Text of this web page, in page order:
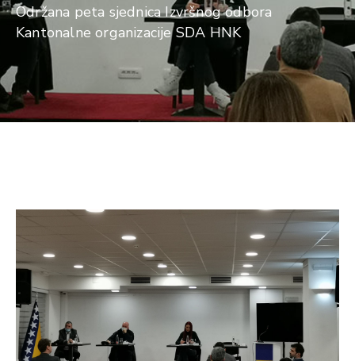
Održana peta sjednica Izvršnog odbora
Kantonalne organizacije SDA HNK